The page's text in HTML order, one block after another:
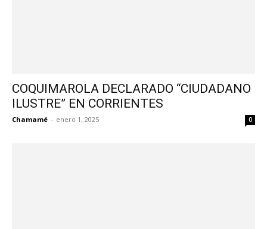
COQUIMAROLA DECLARADO “CIUDADANO
ILUSTRE” EN CORRIENTES
Chamamé - enero 1, 2025 0